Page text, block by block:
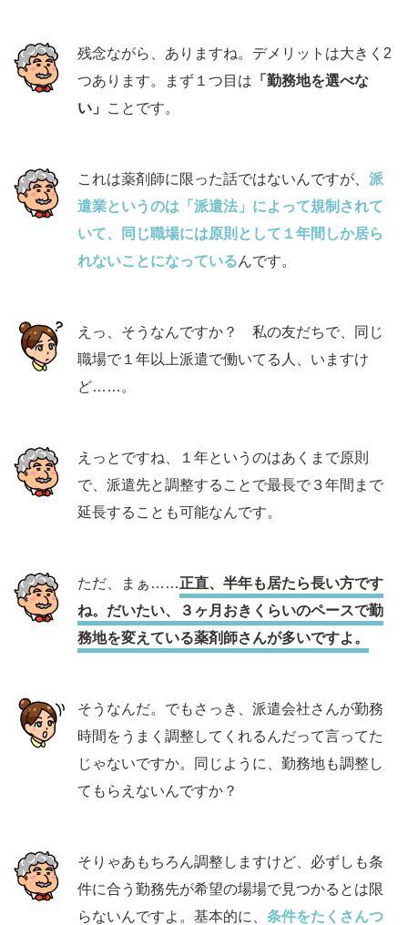
残念ながら、ありますね。デメリットは大きく2
つあります。まず１つ目は 「勤務地を選べな
い」
ことです。
これは薬剤師に限った話ではないんですが、 派
遣業というのは「派遣法」によって規制されて
いて、同じ職場には原則として１年間しか居ら
れないことになっているんです。
えっ、そうなんですか？ 私の友だちで、同じ
職場で１年以上派遣で働いてる人、いますけ
ど……。
えっとですね、１年というのはあくまで原則
で、派遣先と調整することで最長で３年間まで
延長することも可能なんです。
ただ、まぁ……正直、半年も居たら長い方です
ね。だいたい、３ヶ月おきくらいのペースで勤
務地を変えている薬剤師さんが多いですよ。
そうなんだ。でもさっき、派遣会社さんが勤務
時間をうまく調整してくれるんだって言ってた
じゃないですか。同じように、勤務地も調整し
てもらえないんですか？
そりゃあもちろん調整しますけど、必ずしも条
件に合う勤務先が希望の場場で見つかるとは限
らないんですよ。基本的に、 条件をたくさんつ